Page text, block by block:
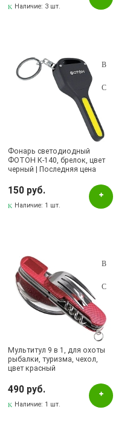
Наличие: 3 шт.
Фонарь светодиодный
ФОТОН К-140, брелок, цвет
черный | Последняя цена
150 руб.
Наличие: 1 шт.
Мультитул 9 в 1, для охоты
рыбалки, туризма, чехол,
цвет красный
490 руб.
Наличие: 1 шт.